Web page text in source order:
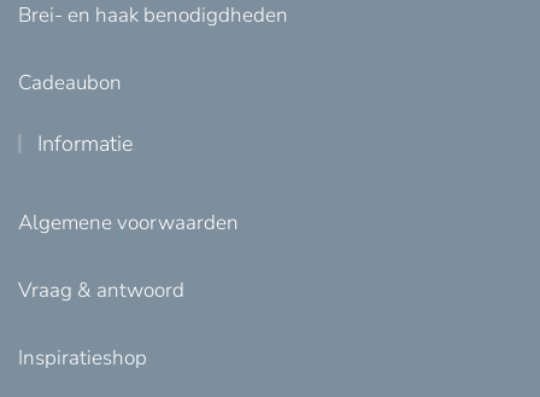
Brei- en haak benodigdheden
Cadeaubon
Informatie
Algemene voorwaarden
Vraag & antwoord
Inspiratieshop